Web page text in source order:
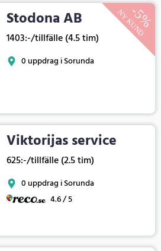
Stodona AB
1403:-/tillfälle (4.5 tim)
0 uppdrag i Sorunda
Viktorijas service
625:-/tillfälle (2.5 tim)
0 uppdrag i Sorunda
4.6 / 5